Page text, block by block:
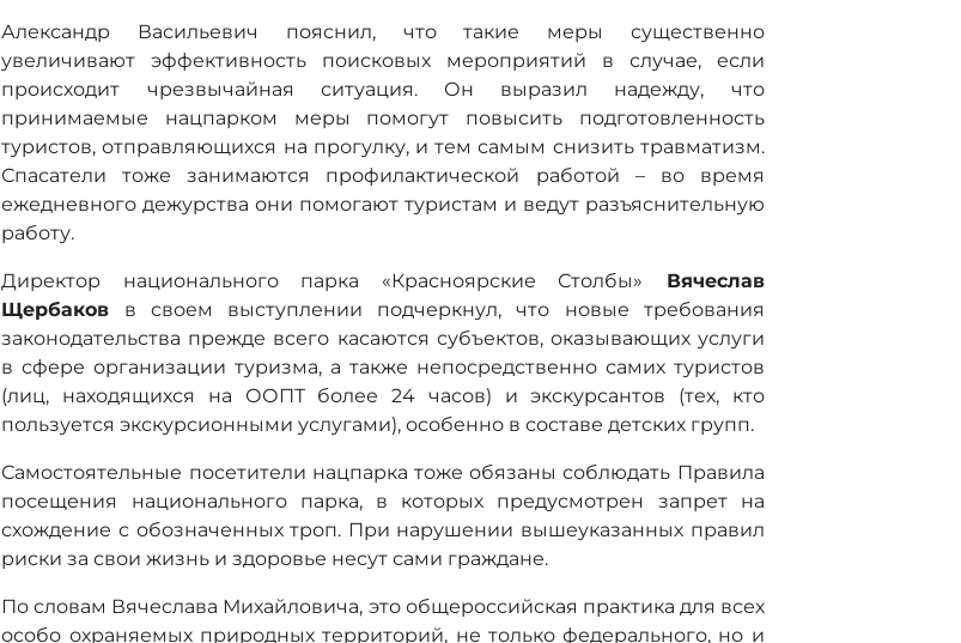
Александр Васильевич пояснил, что такие меры существенно
увеличивают эффективность поисковых мероприятий в случае, если
происходит чрезвычайная ситуация. Он выразил надежду, что
принимаемые нацпарком меры помогут повысить подготовленность
туристов, отправляющихся на прогулку, и тем самым снизить травматизм.
Спасатели тоже занимаются профилактической работой – во время
ежедневного дежурства они помогают туристам и ведут разъяснительную
работу.
Директор национального парка «Красноярские Столбы» Вячеслав
Щербаков в своем выступлении подчеркнул, что новые требования
законодательства прежде всего касаются субъектов, оказывающих услуги
в сфере организации туризма, а также непосредственно самих туристов
(лиц, находящихся на ООПТ более 24 часов) и экскурсантов (тех, кто
пользуется экскурсионными услугами), особенно в составе детских групп.
Самостоятельные посетители нацпарка тоже обязаны соблюдать Правила
посещения национального парка, в которых предусмотрен запрет на
схождение с обозначенных троп. При нарушении вышеуказанных правил
риски за свои жизнь и здоровье несут сами граждане.
По словам Вячеслава Михайловича, это общероссийская практика для всех
особо охраняемых природных территорий, не только федерального, но и